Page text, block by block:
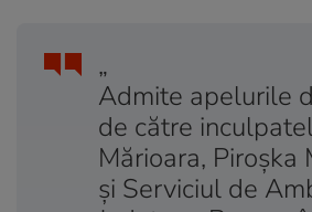
„
Admite apelurile
de către
Mărioara, Piroşka
şi Serviciul de